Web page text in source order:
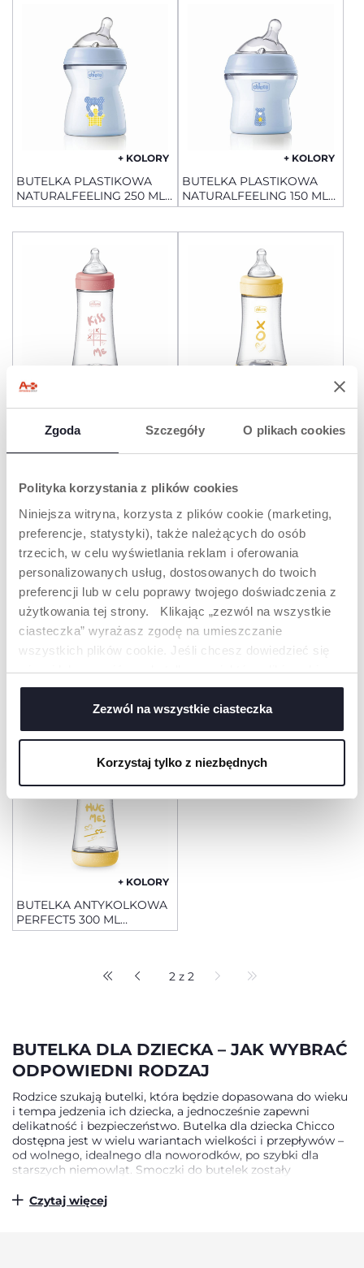
Zgoda Szczegóły O plikach cookies
Polityka korzystania z plików cookies
Niniejsza witryna, korzysta z plików cookie (marketing,
preferencje, statystyki), także należących do osób
trzecich, w celu wyświetlania reklam i oferowania
personalizowanych usług, dostosowanych do twoich
preferencji lub w celu poprawy twojego doświadczenia z
użytkowania tej strony. Klikając „zezwól na wszystkie
ciasteczka” wyrażasz zgodę na umieszczanie
wszystkich plików cookie. Jeśli chcesz dowiedzieć się
więcej lub wyrazić zgodę tylko na niektóre pliki cookie,
kliknij „Ustawienia”. Zamykając ten baner, wyrażasz
zgodę na używanie wyłącznie technicznych plików
cookie, które są niezbędne dla żądanej usługi.
Zezwól na wszystkie ciasteczka
Korzystaj tylko z niezbędnych
+ KOLORY
BUTELKA PLASTIKOWA
NATURALFEELING 250 ML
RÓŻOWA SMOCZEK
+ KOLORY
BUTELKA PLASTIKOWA
NATURALFEELING 150 ML
RÓŻOWA SMOCZEK
BUTELKA ANTYKOLKOWA
PERFECT5 300 ML
SMOCZEK SILIKONOWY,
BUTELKA ANTYKOLKOWA
PERFECT5 240 ML
SMOCZEK SILIKONOWY,
+ KOLORY
PERFECT5 240 ML
SMOCZEK SILIKONOWY,
PRZEPŁYW ŚREDNI 2M+
NATURALFEELING 330 ML
SILIKONOWY, PRZEPŁYW
+ KOLORY
BUTELKA ANTYKOLKOWA
PERFECT5 300 ML
SMOCZEK SILIKONOWY,
2 z 2
BUTELKA DLA DZIECKA – JAK WYBRAĆ
ODPOWIEDNI RODZAJ
Rodzice szukają butelki, która będzie dopasowana do wieku
i tempa jedzenia ich dziecka, a jednocześnie zapewni
delikatność i bezpieczeństwo. Butelka dla dziecka Chicco
dostępna jest w wielu wariantach wielkości i przepływów –
od wolnego, idealnego dla noworodków, po szybki dla
starszych niemowląt. Smoczki do butelek zostały
miękkie, elastyczne i pomagają utrzymać prawidłowe
Czytaj więcej